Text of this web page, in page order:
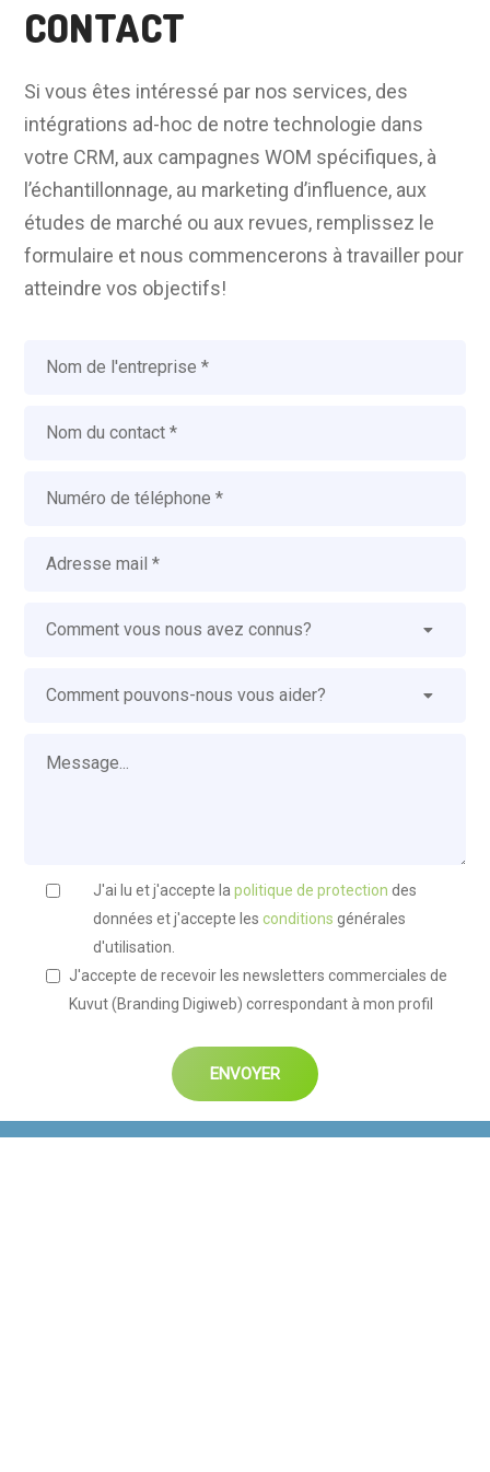
CONTACT
Si vous êtes intéressé par nos services, des
intégrations ad-hoc de notre technologie dans
votre CRM, aux campagnes WOM spécifiques, à
l’échantillonnage, au marketing d’influence, aux
études de marché ou aux revues, remplissez le
formulaire et nous commencerons à travailler pour
atteindre vos objectifs!
J'ai lu et j'accepte lapolitique de protection des
données et j'accepte lesconditionsgénérales
d'utilisation.
J'accepte de recevoir les newsletters commerciales de
Kuvut (Branding Digiweb) correspondant à mon profil